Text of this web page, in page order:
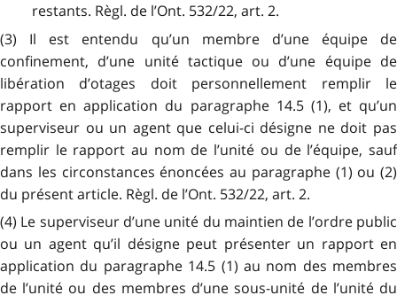
restants. Règl. de l’Ont. 532/22, art. 2.
(3) Il est entendu qu’un membre d’une équipe de
confinement, d’une unité tactique ou d’une équipe de
libération d’otages doit personnellement remplir le
rapport en application du paragraphe 14.5 (1), et qu’un
superviseur ou un agent que celui-ci désigne ne doit pas
remplir le rapport au nom de l’unité ou de l’équipe, sauf
dans les circonstances énoncées au paragraphe (1) ou (2)
du présent article. Règl. de l’Ont. 532/22, art. 2.
(4) Le superviseur d’une unité du maintien de l’ordre public
ou un agent qu’il désigne peut présenter un rapport en
application du paragraphe 14.5 (1) au nom des membres
de l’unité ou des membres d’une sous-unité de l’unité du